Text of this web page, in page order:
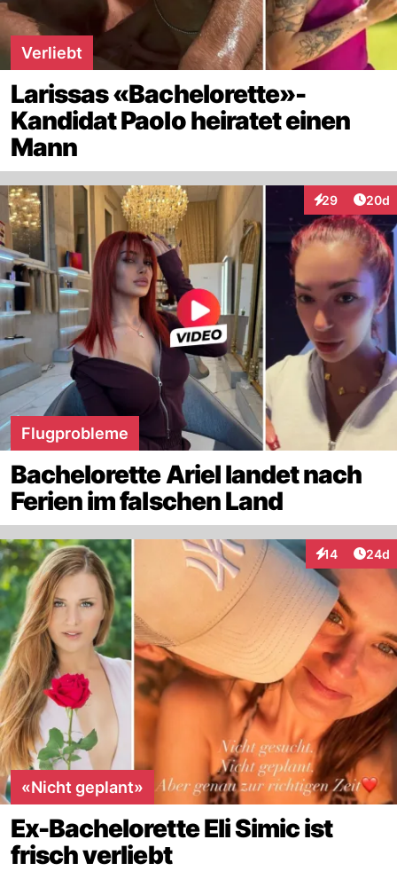
Verliebt
Larissas «Bachelorette»-
Kandidat Paolo heiratet einen
Mann
29
Interaktionen
20d
Flugprobleme
Bachelorette Ariel landet nach
Ferien im falschen Land
14
Interaktionen
24d
«Nicht geplant»
Ex-Bachelorette Eli Simic ist
frisch verliebt